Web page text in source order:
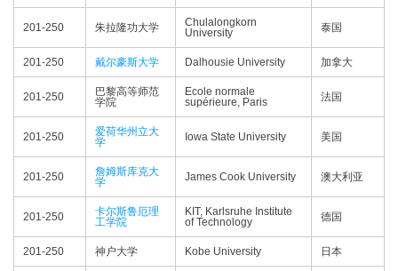
201-250 朱拉隆功大学
Chulalongkorn
University
泰国
201-250 戴尔豪斯大学 Dalhousie University 加拿大
201-250
巴黎高等师范
学院
Ecole normale
supérieure, Paris
法国
201-250
爱荷华州立大
学
Iowa State University 美国
201-250
詹姆斯库克大
学
James Cook University 澳大利亚
201-250
卡尔斯鲁厄理
工学院
KIT, Karlsruhe Institute
of Technology
德国
201-250 神户大学 Kobe University 日本